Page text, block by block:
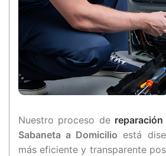
Nuestro proceso de reparación
Sabaneta a Domicilio está
más eficiente y transparente